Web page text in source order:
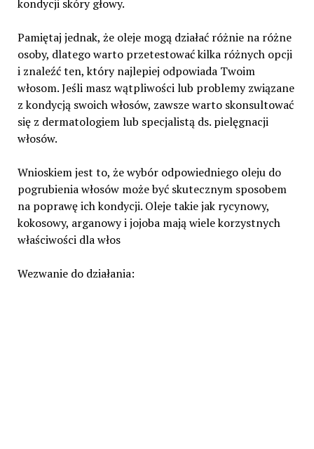
kondycji skóry głowy.
Pamiętaj jednak, że oleje mogą działać różnie na różne
osoby, dlatego warto przetestować kilka różnych opcji
i znaleźć ten, który najlepiej odpowiada Twoim
włosom. Jeśli masz wątpliwości lub problemy związane
z kondycją swoich włosów, zawsze warto skonsultować
się z dermatologiem lub specjalistą ds. pielęgnacji
włosów.
Wnioskiem jest to, że wybór odpowiedniego oleju do
pogrubienia włosów może być skutecznym sposobem
na poprawę ich kondycji. Oleje takie jak rycynowy,
kokosowy, arganowy i jojoba mają wiele korzystnych
właściwości dla włos
Wezwanie do działania: